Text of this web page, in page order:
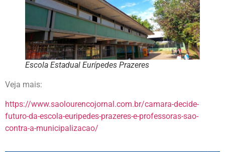
Escola Estadual Eurípedes Prazeres
Veja mais:
https://www.saolourencojornal.com.br/camara-decide-
futuro-da-escola-euripedes-prazeres-e-professoras-sao-
contra-a-municipalizacao/